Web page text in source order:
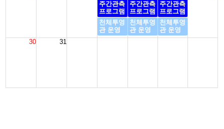
주간관측
프로그램
천체투영
관 운영
주간관측
프로그램
천체투영
관 운영
주간관측
프로그램
천체투영
관 운영
30 31